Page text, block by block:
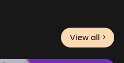
View all